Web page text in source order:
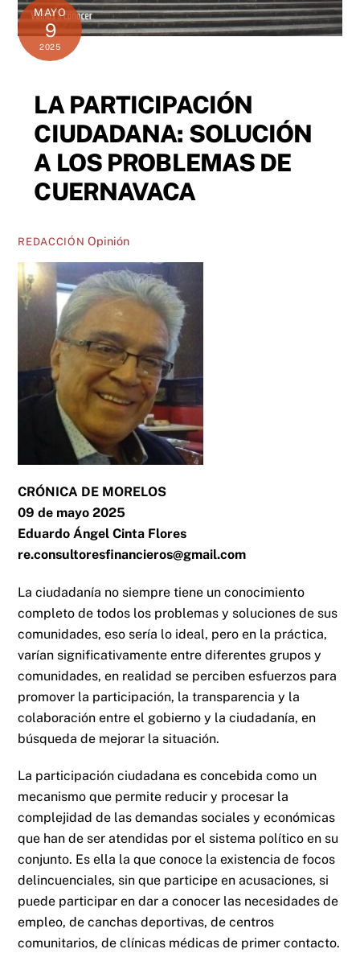
MAYO
9
2025
LA PARTICIPACIÓN
CIUDADANA: SOLUCIÓN
A LOS PROBLEMAS DE
CUERNAVACA
REDACCIÓN Opinión
CRÓNICA DE MORELOS
09 de mayo 2025
Eduardo Ángel Cinta Flores
re.consultoresfinancieros@gmail.com
La ciudadanía no siempre tiene un conocimiento
completo de todos los problemas y soluciones de sus
comunidades, eso sería lo ideal, pero en la práctica,
varían significativamente entre diferentes grupos y
comunidades, en realidad se perciben esfuerzos para
promover la participación, la transparencia y la
colaboración entre el gobierno y la ciudadanía, en
búsqueda de mejorar la situación.
La participación ciudadana es concebida como un
mecanismo que permite reducir y procesar la
complejidad de las demandas sociales y económicas
que han de ser atendidas por el sistema político en su
conjunto. Es ella la que conoce la existencia de focos
delincuenciales, sin que participe en acusaciones, si
puede participar en dar a conocer las necesidades de
empleo, de canchas deportivas, de centros
comunitarios, de clínicas médicas de primer contacto.